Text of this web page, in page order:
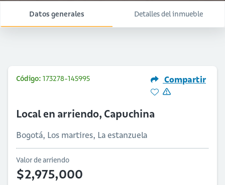
Datos generales Detalles del inmueble
Código: 173278-145995 Compartir
Local en arriendo, Capuchina
Bogotá, Los martires, La estanzuela
Valor de arriendo
$2,975,000